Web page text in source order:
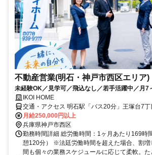
不動産営業(明石・神戸市西区エリア)
未経験OK／見学可／飛込なし／若手活躍中／月7
IKOI HOME
交通・アクセス 明石駅「バス20分」王塚台7
車場有
月給250,000円以上
兵庫県神戸市西区
勤務時間詳細 総労働時間：1ヶ月あたり169時
憩120分） ※法廷労働時間を超えた場合、割
間も個々の業務スケジュールに応じて柔軟。